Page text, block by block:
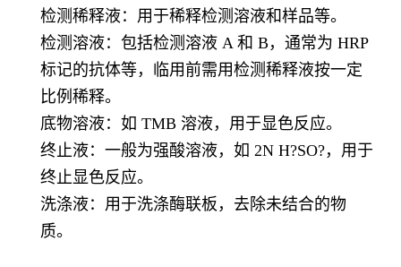
检测稀释液：用于稀释检测溶液和样品等。
检测溶液：包括检测溶液 A 和 B，通常为 HRP
标记的抗体等，临用前需用检测稀释液按一定
比例稀释。
底物溶液：如 TMB 溶液，用于显色反应。
终止液：一般为强酸溶液，如 2N H?SO?，用于
终止显色反应。
洗涤液：用于洗涤酶联板，去除未结合的物
质。